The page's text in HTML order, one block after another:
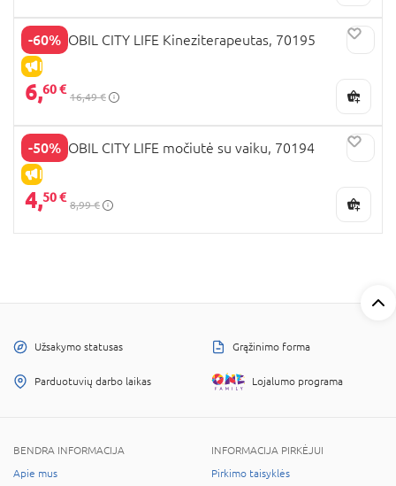
-60%
IŠPARDAVIMAS
PLAYMOBIL CITY LIFE Kineziterapeutas, 70195
6,60 €
16,49 €
-50%
IŠPARDAVIMAS
PLAYMOBIL CITY LIFE močiutė su vaiku, 70194
4,50 €
8,99 €
Užsakymo statusas Grąžinimo forma
Parduotuvių darbo laikas Lojalumo programa
BENDRA INFORMACIJA
Apie mus
INFORMACIJA PIRKĖJUI
Pirkimo taisyklės